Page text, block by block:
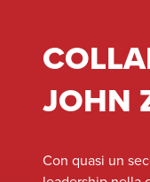
scarico.
JOHN
Con quasi un